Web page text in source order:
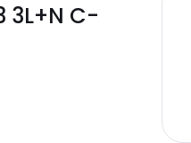
3L+N C-